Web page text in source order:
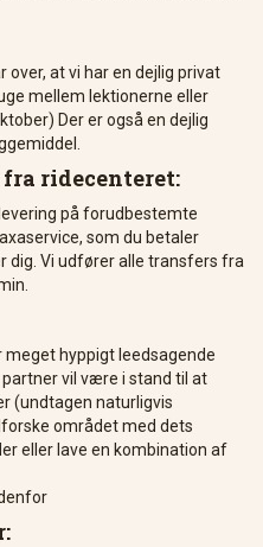
over, at vi har en dejlig privat
mellem lektionerne eller
Der er også en dejlig
ridecenteret:
på forudbestemte
som du betaler
dig. Vi udfører alle transfers fra
meget hyppigt leedsagende
vil være i stand til at
(undtagen naturligvis
området med dets
eller lave en kombination af